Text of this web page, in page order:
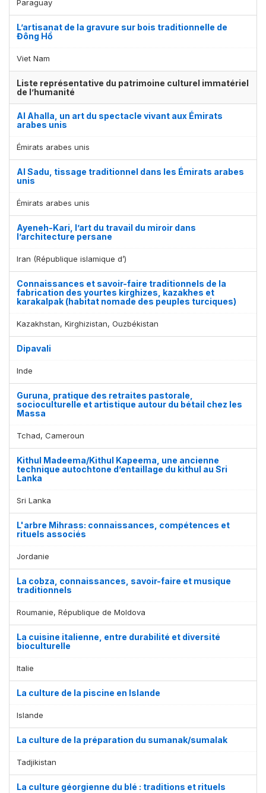
Paraguay
L’artisanat de la gravure sur bois traditionnelle de
Đông Hồ
Viet Nam
Liste représentative du patrimoine culturel immatériel
de l’humanité
Al Ahalla, un art du spectacle vivant aux Émirats
arabes unis
Émirats arabes unis
Al Sadu, tissage traditionnel dans les Émirats arabes
unis
Émirats arabes unis
Ayeneh-Kari, l’art du travail du miroir dans
l’architecture persane
Iran (République islamique d’)
Connaissances et savoir-faire traditionnels de la
fabrication des yourtes kirghizes, kazakhes et
karakalpak (habitat nomade des peuples turciques)
Kazakhstan, Kirghizistan, Ouzbékistan
Dipavali
Inde
Guruna, pratique des retraites pastorale,
socioculturelle et artistique autour du bétail chez les
Massa
Tchad, Cameroun
Kithul Madeema/Kithul Kapeema, une ancienne
technique autochtone d’entaillage du kithul au Sri
Lanka
Sri Lanka
L'arbre Mihrass: connaissances, compétences et
rituels associés
Jordanie
La cobza, connaissances, savoir-faire et musique
traditionnels
Roumanie, République de Moldova
La cuisine italienne, entre durabilité et diversité
bioculturelle
Italie
La culture de la piscine en Islande
Islande
La culture de la préparation du sumanak/sumalak
Tadjikistan
La culture géorgienne du blé : traditions et rituels